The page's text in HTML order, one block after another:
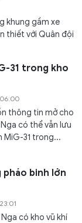
khung gầm xe
thiết với Quân đội
31 trong kho
thông tin mở cho
có thể vẫn lưu
MiG-31 trong...
binh lớn
có kho vũ khí